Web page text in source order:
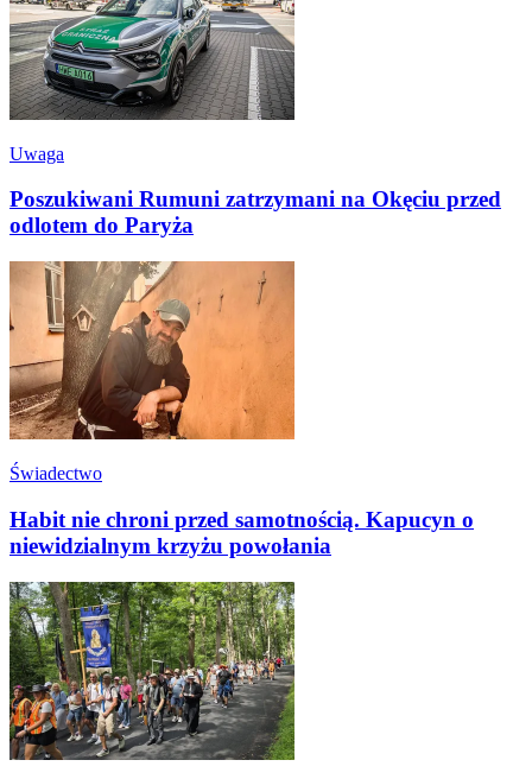
Uwaga
Poszukiwani Rumuni zatrzymani na Okęciu przed
odlotem do Paryża
Świadectwo
Habit nie chroni przed samotnością. Kapucyn o
niewidzialnym krzyżu powołania